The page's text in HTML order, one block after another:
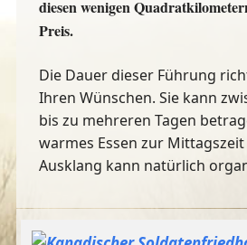
diesen wenigen
Preis.
Die Dauer dieser Führung
Ihren Wünschen. Sie kann
bis zu mehreren Tagen
warmes Essen zur
Ausklang kann natürlich